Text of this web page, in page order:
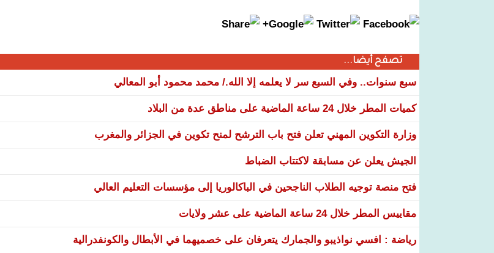
تصفح أيضا...
سبع سنوات.. وفي السبع سر لا يعلمه إلا الله./ محمد محمود أبو المعالي
كميات المطر خلال 24 ساعة الماضية على مناطق عدة من البلاد
وزارة التكوين المهني تعلن فتح باب الترشح لمنح تكوين في الجزائر والمغرب
الجيش يعلن عن مسابقة لاكتتاب الضباط
فتح منصة توجيه الطلاب الناجحين في الباكالوريا إلى مؤسسات التعليم العالي
مقاييس المطر خلال 24 ساعة الماضية على عشر ولايات
رياضة : افسي نواذيبو والجمارك يتعرفان على خصميهما في الأبطال والكونفدرالية